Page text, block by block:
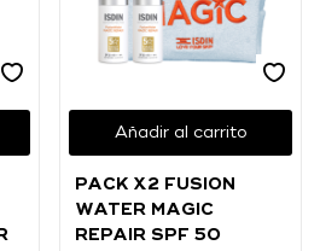
Añadir al carrito
PACK X2 FUSION
WATER MAGIC
REPAIR SPF 50
con
conGoogle